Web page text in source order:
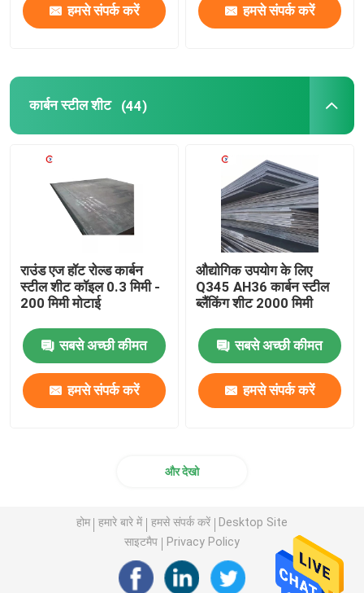
हमसे संपर्क करें हमसे संपर्क करें
कार्बन स्टील शीट (44)
राउंड एज हॉट रोल्ड कार्बन
स्टील शीट कॉइल 0.3 मिमी -
200 मिमी मोटाई
सबसे अच्छी कीमत
हमसे संपर्क करें
औद्योगिक उपयोग के लिए
Q345 AH36 कार्बन स्टील
ब्लैंकिंग शीट 2000 मिमी
सबसे अच्छी कीमत
हमसे संपर्क करें
और देखो
होम हमारे बारे में हमसे संपर्क करें
Desktop Site
साइटमैप
Privacy Policy